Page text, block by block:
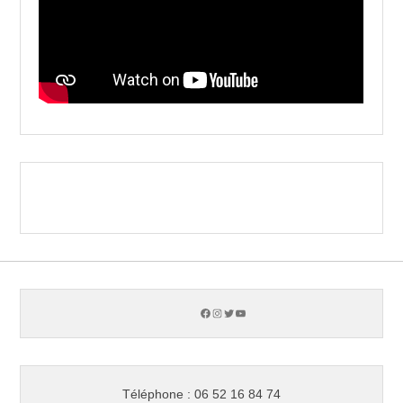
Facebook
Instagram
TwitterYouTube
Téléphone : 06 52 16 84 74